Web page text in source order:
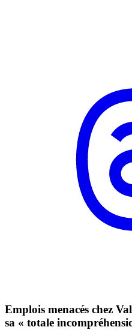
Emplois menacés chez
sa « totale